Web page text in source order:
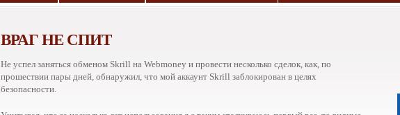
ВРАГ НЕ СПИТ
Не успел заняться обменом Skrill на Webmoney и провести несколько сделок, как, по
прошествии пары дней, обнаружил, что мой аккаунт Skrill заблокирован в целях
безопасности.